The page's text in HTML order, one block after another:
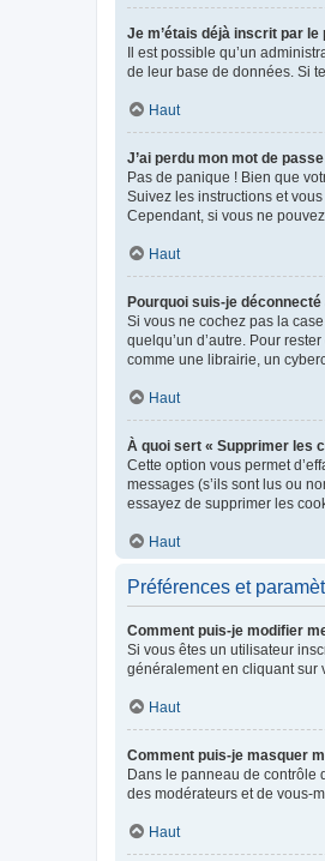
Je m’étais déjà inscrit par
Il est possible qu’un
de leur base de données. Si
Haut
J’ai perdu mon mot de
Pas de panique ! Bien que
Suivez les instructions et
Cependant, si vous ne
Haut
Pourquoi suis-je
Si vous ne cochez pas la
quelqu’un d’autre. Pour
comme une librairie, un
Haut
À quoi sert « Supprimer les
Cette option vous permet
messages (s’ils sont lus ou
essayez de supprimer les
Haut
Préférences et
Comment puis-je modifier
Si vous êtes un utilisateur
généralement en cliquant sur
Haut
Comment puis-je masquer
Dans le panneau de contrôle
des modérateurs et de vous-
Haut